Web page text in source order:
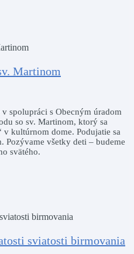
Martinom
spolupráci s Obecným úradom
so sv. Martinom, ktorý sa
kultúrnom dome. Podujatie sa
Pozývame všetky deti – budeme
svätého.
sviatosti birmovania